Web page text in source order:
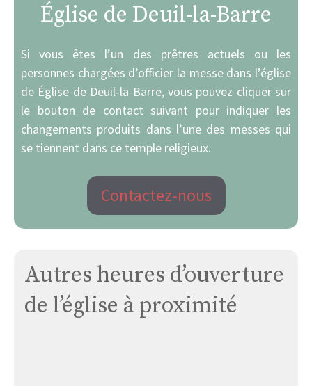
Église de Deuil-la-Barre
Si vous êtes l’un des prêtres actuels ou les
personnes chargées d’officier la messe dans l’église
de Église de Deuil-la-Barre, vous pouvez cliquer sur
le bouton de contact suivant pour indiquer les
changements produits dans l’une des messes qui
se tiennent dans ce temple religieux.
Contactez-nous
Autres heures d’ouverture
de l’église à proximité